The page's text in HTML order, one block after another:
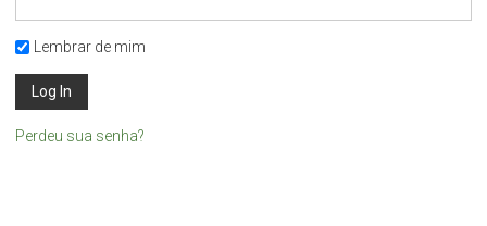
Lembrar de mim
Perdeu sua senha?